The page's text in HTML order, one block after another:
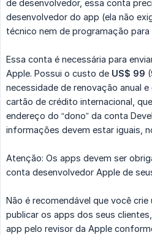
de desenvolvedor, essa conta
desenvolvedor do app (ela não
técnico nem de programação para
Essa conta é necessária para
Apple. Possui o custo de US$ 99
necessidade de renovação anual
cartão de crédito internacional,
endereço do “dono” da conta
informações devem estar iguais,
Atenção: Os apps devem ser
conta desenvolvedor Apple de
Não é recomendável que você
publicar os apps dos seus
app pelo revisor da Apple